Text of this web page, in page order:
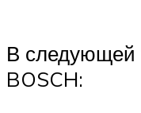
В следующей
BOSCH: